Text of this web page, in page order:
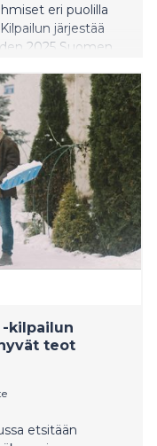
eri puolilla
järjestää
2025 Suomen
palkintopotilla,
kilpailun
teot
etsitään